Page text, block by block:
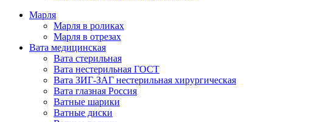
Марля
Марля в роликах
Марля в отрезах
Вата медицинская
Вата стерильная
Вата нестерильная ГОСТ
Вата ЗИГ-ЗАГ нестерильная хирургическая
Вата глазная Россия
Ватные шарики
Ватные диски